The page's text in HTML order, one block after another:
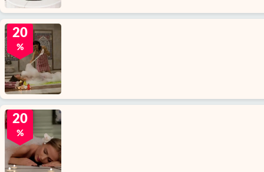
20
%
20
%